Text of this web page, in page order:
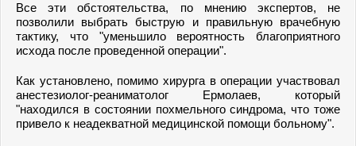
Все эти обстоятельства, по мнению экспертов, не
позволили выбрать быструю и правильную врачебную
тактику, что "уменьшило вероятность благоприятного
исхода после проведенной операции".
Как установлено, помимо хирурга в операции участвовал
анестезиолог-реаниматолог Ермолаев, который
"находился в состоянии похмельного синдрома, что тоже
привело к неадекватной медицинской помощи больному".